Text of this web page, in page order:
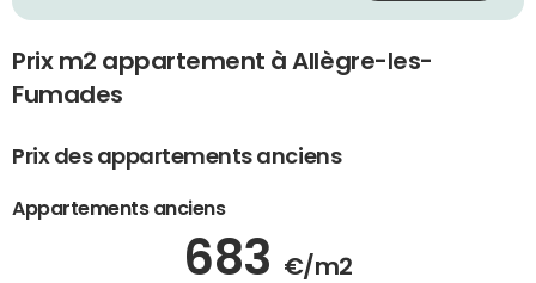
Prix m2 appartement à Allègre-les-
Fumades
Prix des appartements anciens
Appartements anciens
683 €/m2